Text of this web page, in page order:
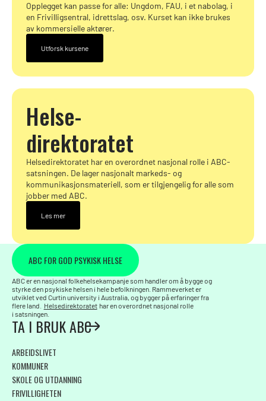
Opplegget kan passe for alle: Ungdom, FAU, i et nabolag, i
en Frivilligsentral, idrettslag, osv. Kurset kan ikke brukes
av kommersielle aktører.
Utforsk kursene
Helse-
direktoratet
Helsedirektoratet har en overordnet nasjonal rolle i ABC-
satsningen. De lager nasjonalt markeds- og
kommunikasjonsmateriell, som er tilgjengelig for alle som
jobber med ABC.
Les mer
ABC FOR GOD PSYKISK HELSE
ABC er en nasjonal folkehelsekampanje som handler om å bygge og
styrke den psykiske helsen i hele befolkningen. Rammeverket er
utviklet ved Curtin university i Australia, og bygger på erfaringer fra
flere land.
Helsedirektoratet har en overordnet nasjonal rolle
i satsningen.
TA I BRUK ABC
ARBEIDSLIVET
KOMMUNER
SKOLE OG UTDANNING
FRIVILLIGHETEN